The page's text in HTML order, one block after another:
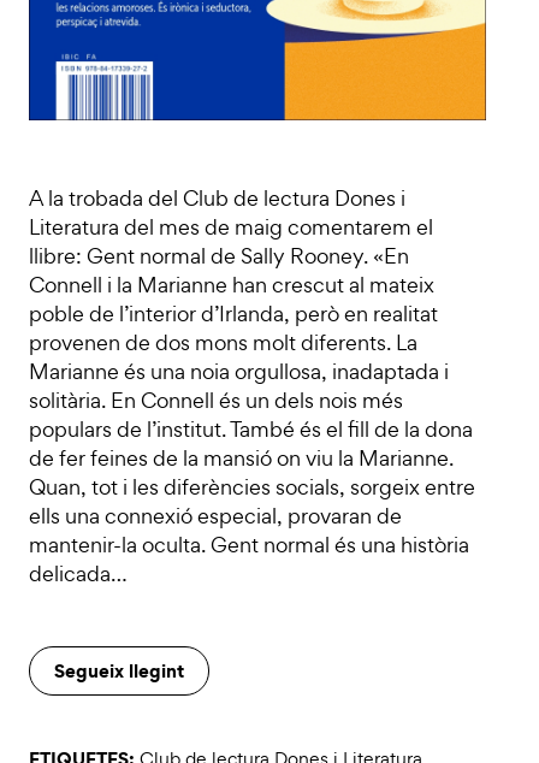
A la trobada del Club de lectura Dones i
Literatura del mes de maig comentarem el
llibre: Gent normal de Sally Rooney. «En
Connell i la Marianne han crescut al mateix
poble de l’interior d’Irlanda, però en realitat
provenen de dos mons molt diferents. La
Marianne és una noia orgullosa, inadaptada i
solitària. En Connell és un dels nois més
populars de l’institut. També és el fill de la dona
de fer feines de la mansió on viu la Marianne.
Quan, tot i les diferències socials, sorgeix entre
ells una connexió especial, provaran de
mantenir-la oculta. Gent normal és una història
delicada…
Segueix llegint